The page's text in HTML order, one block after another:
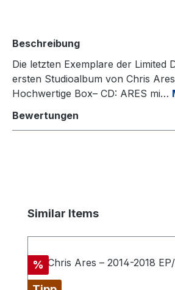
Beschreibung
Die letzten Exemplare der Limited
ersten Studioalbum von Chris
Hochwertige Box– CD: ARES mi…
Bewertungen
Produktgalerie überspringen
Similar Items
Rabatt
%